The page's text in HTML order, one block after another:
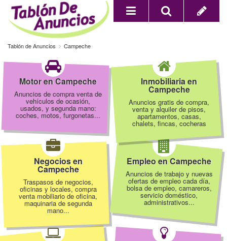
Tablón de Anuncios Campeche
Motor en Campeche
Anuncios de compra venta de
vehículos de ocasión,
usados, y segunda mano:
coches, motos, furgonetas...
Inmobiliaria en
Campeche
Anuncios gratis de compra,
venta y alquiler de pisos,
apartamentos, casas,
chalets, fincas, cocheras
Negocios en
Campeche
Traspasos de negocios,
oficinas y locales, compra
venta mobiliario de oficina,
maquinaria de segunda
mano...
Empleo en Campeche
Anuncios de trabajo y nuevas
ofertas de empleo cada día,
bolsa de empleo, camareros,
servicio doméstico,
administrativos...